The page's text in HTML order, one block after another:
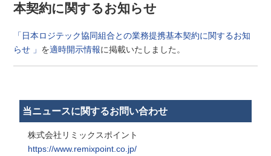
本契約に関するお知らせ
「 日本ロジテック協同組合との業務提携基本契約に関するお知
らせ 」 を適時開示情報に掲載いたしました。
当ニュースに関するお問い合わせ
株式会社リミックスポイント
https://www.remixpoint.co.jp/